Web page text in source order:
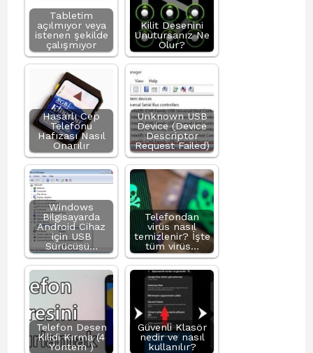
Tabletim
açılmıyor veya
istenen şekilde
çalışmıyor
Kilit Desenini
Unutursanız Ne
Olur?
Hasarlı Cep
Telefonu
Hafızası Nasıl
Onarılır
Unknown USB
Device (Device
Descriptor
Request Failed)
Windows
Bilgisayarda
Android Cihaz
için USB
Sürücüsü…
Telefondan
virüs nasıl
temizlenir? İşte
tüm virüs…
Telefon Desen
Kilidi Kırma (4
Yöntem )
Güvenli Klasör
nedir ve nasıl
kullanılır?